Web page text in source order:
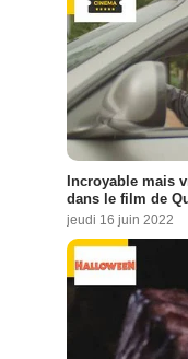
Incroyable mais
dans le film de
jeudi 16 juin 2022